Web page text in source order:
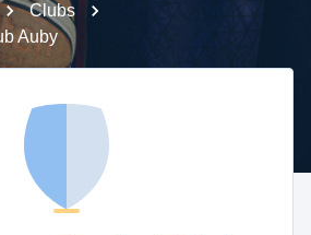
Clubs
Auby